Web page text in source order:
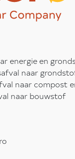
energie en
naar
naar compost
naar bouwstof